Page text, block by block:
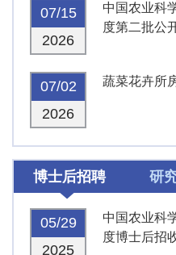
07/15
2026
中国农业科
度第二批公
07/02
2026
蔬菜花卉所
博士后招聘 研
05/29
2025
中国农业科
度博士后招